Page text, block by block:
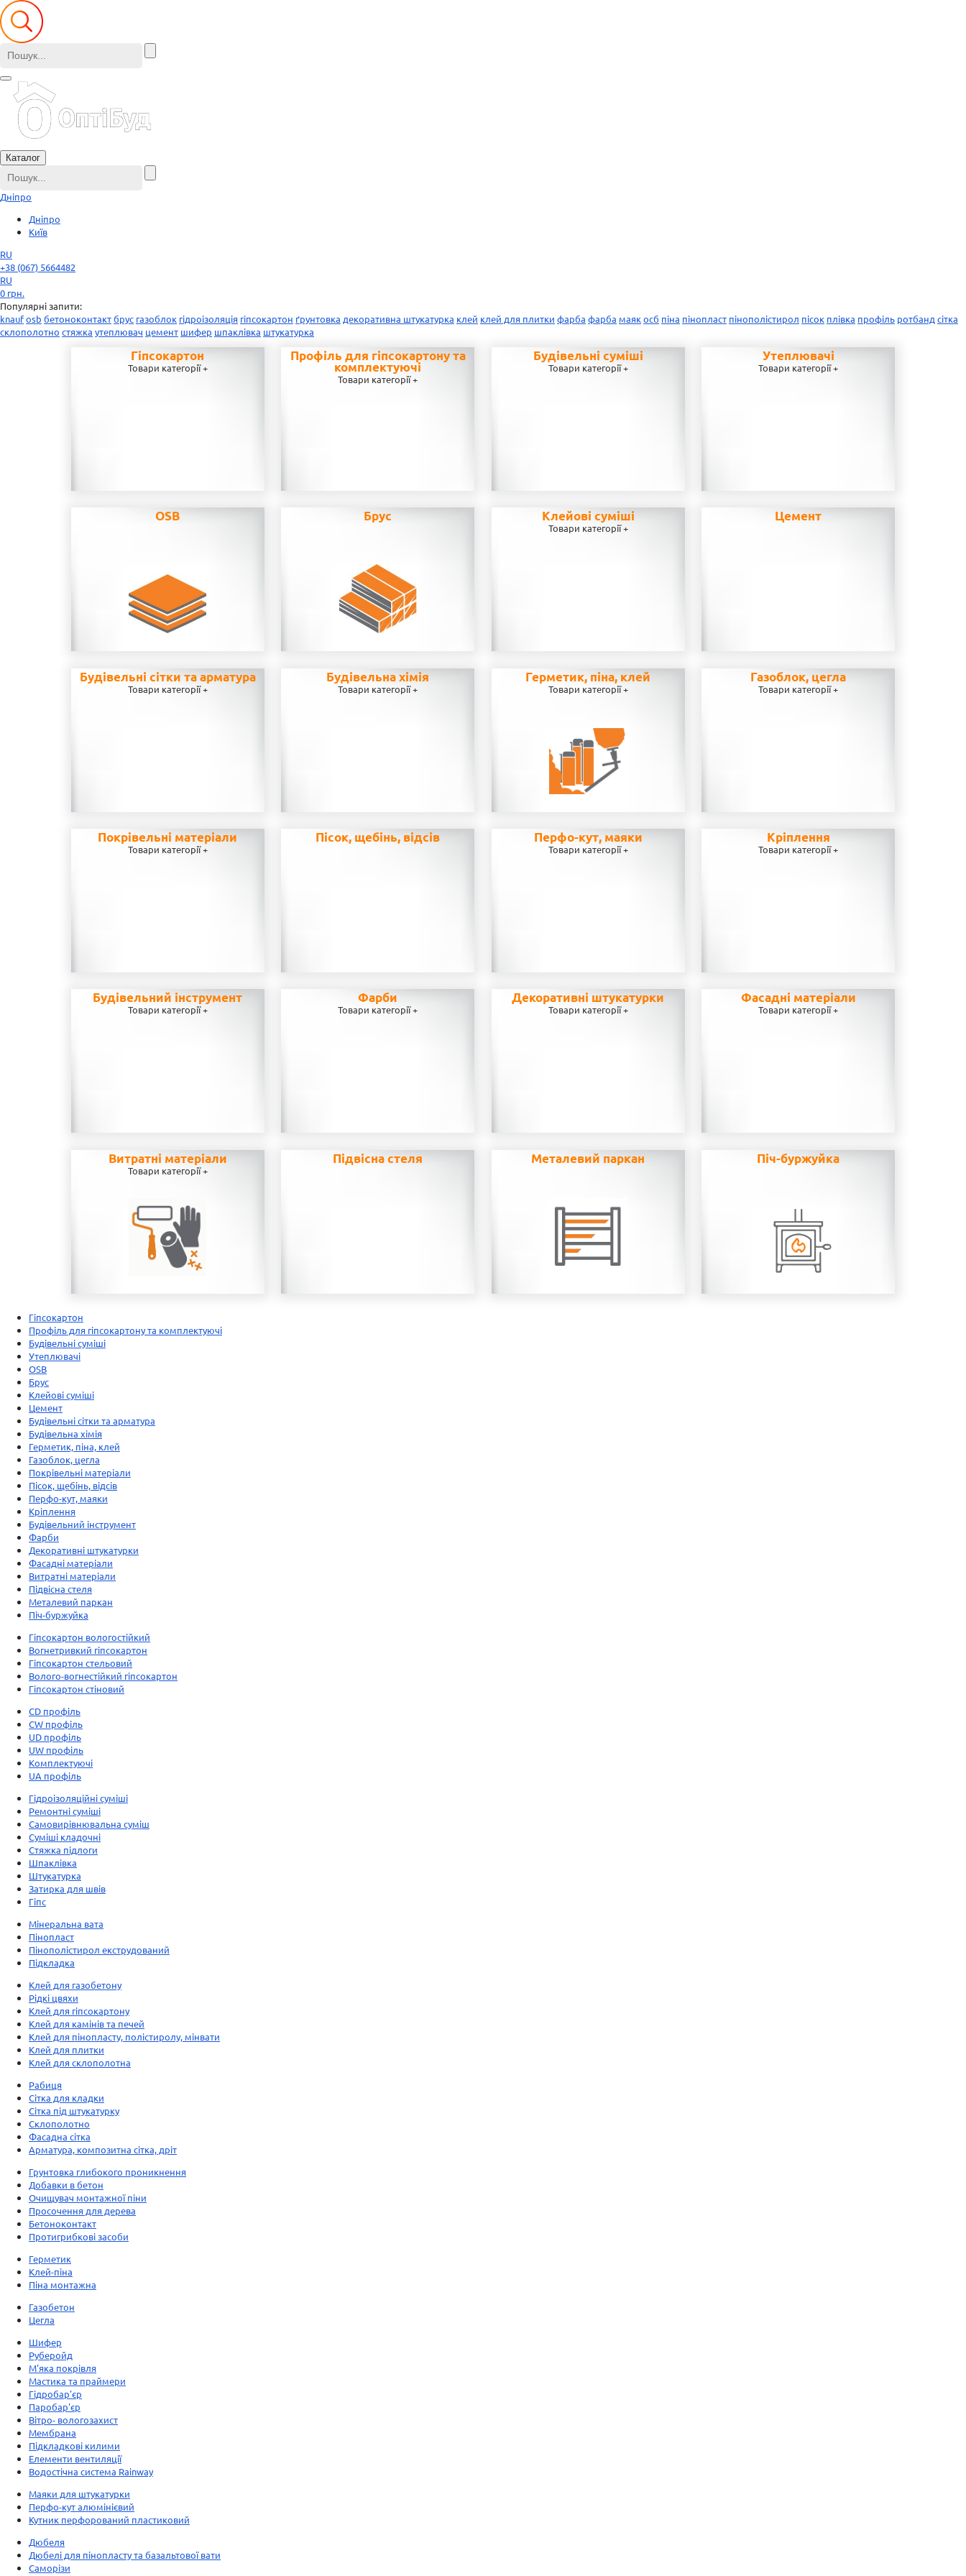
Каталог
Дніпро
Дніпро
Київ
RU
+38 (067) 5664482
RU
0 грн.
Популярні запити:
knaufosb бетоноконтактбрус газоблок гідроізоляція гіпсокартон ґрунтовка декоративна штукатурка клей клей для плитки фарба фарба маякосб піна пінопласт пінополістирол пісок плівка профіль ротбанд сітка
склополотно стяжка утеплювач цемент шифер шпаклівка штукатурка
Гіпсокартон
Товари категорії +
Профіль для гіпсокартону та
комплектуючі
Товари категорії +
Будівельні суміші
Товари категорії +
Утеплювачі
Товари категорії +
OSB Брус Клейові суміші
Товари категорії +
Цемент
Будівельні сітки та арматура
Товари категорії +
Будівельна хімія
Товари категорії +
Герметик, піна, клей
Товари категорії +
Газоблок, цегла
Товари категорії +
Покрівельні матеріали
Товари категорії +
Пісок, щебінь, відсів Перфо-кут, маяки
Товари категорії +
Кріплення
Товари категорії +
Будівельний інструмент
Товари категорії +
Фарби
Товари категорії +
Декоративні штукатурки
Товари категорії +
Фасадні матеріали
Товари категорії +
Витратні матеріали
Товари категорії +
Підвісна стеля Металевий паркан Піч-буржуйка
Гіпсокартон
Профіль для гіпсокартону та комплектуючі
Будівельні суміші
Утеплювачі
OSB
Брус
Клейові суміші
Цемент
Будівельні сітки та арматура
Будівельна хімія
Герметик, піна, клей
Газоблок, цегла
Покрівельні матеріали
Пісок, щебінь, відсів
Перфо-кут, маяки
Кріплення
Будівельний інструмент
Фарби
Декоративні штукатурки
Фасадні матеріали
Витратні матеріали
Підвісна стеля
Металевий паркан
Піч-буржуйка
Гіпсокартон вологостійкий
Вогнетривкий гіпсокартон
Гіпсокартон стельовий
Волого-вогнестійкий гіпсокартон
Гіпсокартон стіновий
CD профіль
CW профіль
UD профіль
UW профіль
Комплектуючі
UA профіль
Гідроізоляційні суміші
Ремонтні суміші
Самовирівнювальна суміш
Суміші кладочні
Стяжка підлоги
Шпаклівка
Штукатурка
Затирка для швів
Гіпс
Мінеральна вата
Пінопласт
Пінополістирол екструдований
Підкладка
Клей для газобетону
Рідкі цвяхи
Клей для гіпсокартону
Клей для камінів та печей
Клей для пінопласту, полістиролу, мінвати
Клей для плитки
Клей для склополотна
Рабиця
Сітка для кладки
Сітка під штукатурку
Склополотно
Фасадна сітка
Арматура, композитна сітка, дріт
Грунтовка глибокого проникнення
Добавки в бетон
Очищувач монтажної піни
Просочення для дерева
Бетоноконтакт
Протигрибкові засоби
Герметик
Клей-піна
Піна монтажна
Газобетон
Цегла
Шифер
Руберойд
М'яка покрівля
Мастика та праймери
Гідробар'єр
Паробар'єр
Вітро- вологозахист
Мембрана
Підкладкові килими
Елементи вентиляції
Водостічна система Rainway
Маяки для штукатурки
Перфо-кут алюмінієвий
Кутник перфорований пластиковий
Дюбеля
Дюбелі для пінопласту та базальтової вати
Саморізи